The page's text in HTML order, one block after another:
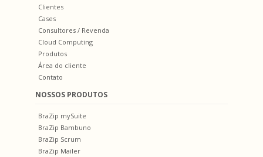
Clientes
Cases
Consultores / Revenda
Cloud Computing
Produtos
Área do cliente
Contato
NOSSOS PRODUTOS
BraZip mySuite
BraZip Bambuno
BraZip Scrum
BraZip Mailer